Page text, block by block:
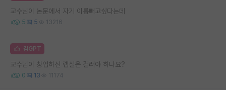
교수님이 논문에서 자기 이릅빼고싶다는데
5 5 13216
김GPT
교수님이 창업하신 랩실은 걸러야 하나요?
0 13 11174